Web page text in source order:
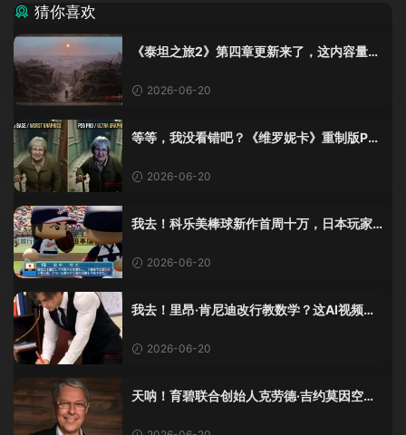
猜你喜欢
《泰坦之旅2》第四章更新来了，这内容量感
2026-06-20
等等，我没看错吧？《维罗妮卡》重制版PS
2026-06-20
我去！科乐美棒球新作首周十万，日本玩家
2026-06-20
我去！里昂·肯尼迪改行教数学？这AI视频全
2026-06-20
天呐！育碧联合创始人克劳德·吉约莫因空难